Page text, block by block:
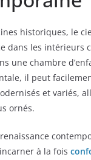
historiques, le
dans les intérieurs
une chambre
il peut
et variés,
ornés.
à la fois